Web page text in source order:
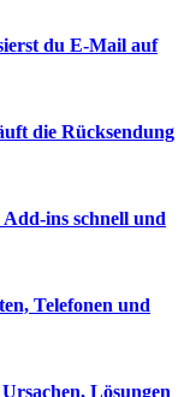
du E-Mail auf
die Rücksendung
ins schnell und
Telefonen und
Lösungen